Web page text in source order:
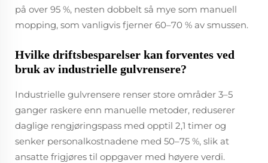
på over 95 %, nesten dobbelt så mye som manuell
mopping, som vanligvis fjerner 60–70 % av smussen.
Hvilke driftsbesparelser kan forventes ved
bruk av industrielle gulvrensere?
Industrielle gulvrensere renser store områder 3–5
ganger raskere enn manuelle metoder, reduserer
daglige rengjøringspass med opptil 2,1 timer og
senker personalkostnadene med 50–75 %, slik at
ansatte frigjøres til oppgaver med høyere verdi.